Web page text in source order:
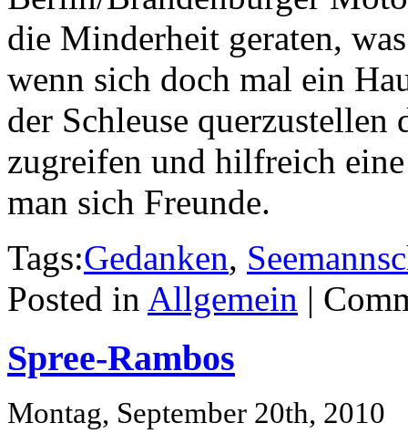
die Minderheit geraten,
wenn sich doch mal ein
der Schleuse
zugreifen und hilfreich
man sich Freunde.
Tags:Gedanken,
Posted in Allgemein |
Spree-Rambos
Montag, September 20th, 2010